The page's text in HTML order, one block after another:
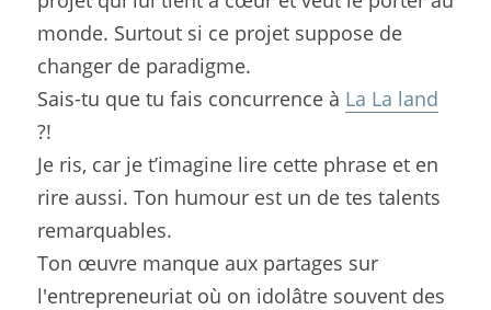
monde. Surtout si ce projet suppose de
changer de paradigme.
Sais-tu que tu fais concurrence à La La land
?!
Je ris, car je t’imagine lire cette phrase et en
rire aussi. Ton humour est un de tes talents
remarquables.
Ton œuvre manque aux partages sur
l'entrepreneuriat où on idolâtre souvent des